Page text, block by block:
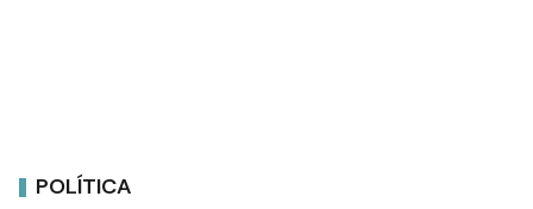
POLÍTICA